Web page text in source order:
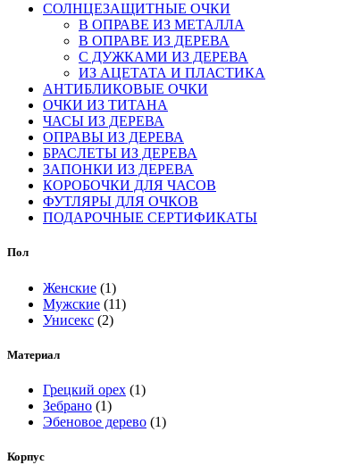
СОЛНЦЕЗАЩИТНЫЕ ОЧКИ
В ОПРАВЕ ИЗ МЕТАЛЛА
В ОПРАВЕ ИЗ ДЕРЕВА
С ДУЖКАМИ ИЗ ДЕРЕВА
ИЗ АЦЕТАТА И ПЛАСТИКА
АНТИБЛИКОВЫЕ ОЧКИ
ОЧКИ ИЗ ТИТАНА
ЧАСЫ ИЗ ДЕРЕВА
ОПРАВЫ ИЗ ДЕРЕВА
БРАСЛЕТЫ ИЗ ДЕРЕВА
ЗАПОНКИ ИЗ ДЕРЕВА
КОРОБОЧКИ ДЛЯ ЧАСОВ
ФУТЛЯРЫ ДЛЯ ОЧКОВ
ПОДАРОЧНЫЕ СЕРТИФИКАТЫ
Пол
Женские (1)
Мужские (11)
Унисекс (2)
Материал
Грецкий орех (1)
Зебрано (1)
Эбеновое дерево (1)
Корпус